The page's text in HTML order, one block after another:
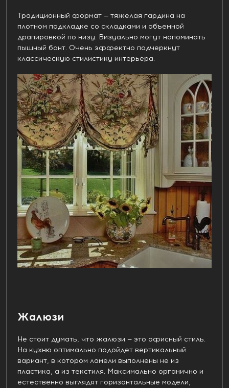
Традиционный формат — тяжелая гардина на
плотном подкладке со складками и объемной
драпировкой по низу. Визуально могут напоминать
пышный бант. Очень эффектно подчеркнут
классическую стилистику интерьера.
Жалюзи
Не стоит думать, что жалюзи — это офисный стиль.
На кухню оптимально подойдет вертикальный
вариант, в котором ламели выполнены не из
пластика, а из текстиля. Максимально органично и
естественно выглядят горизонтальные модели,